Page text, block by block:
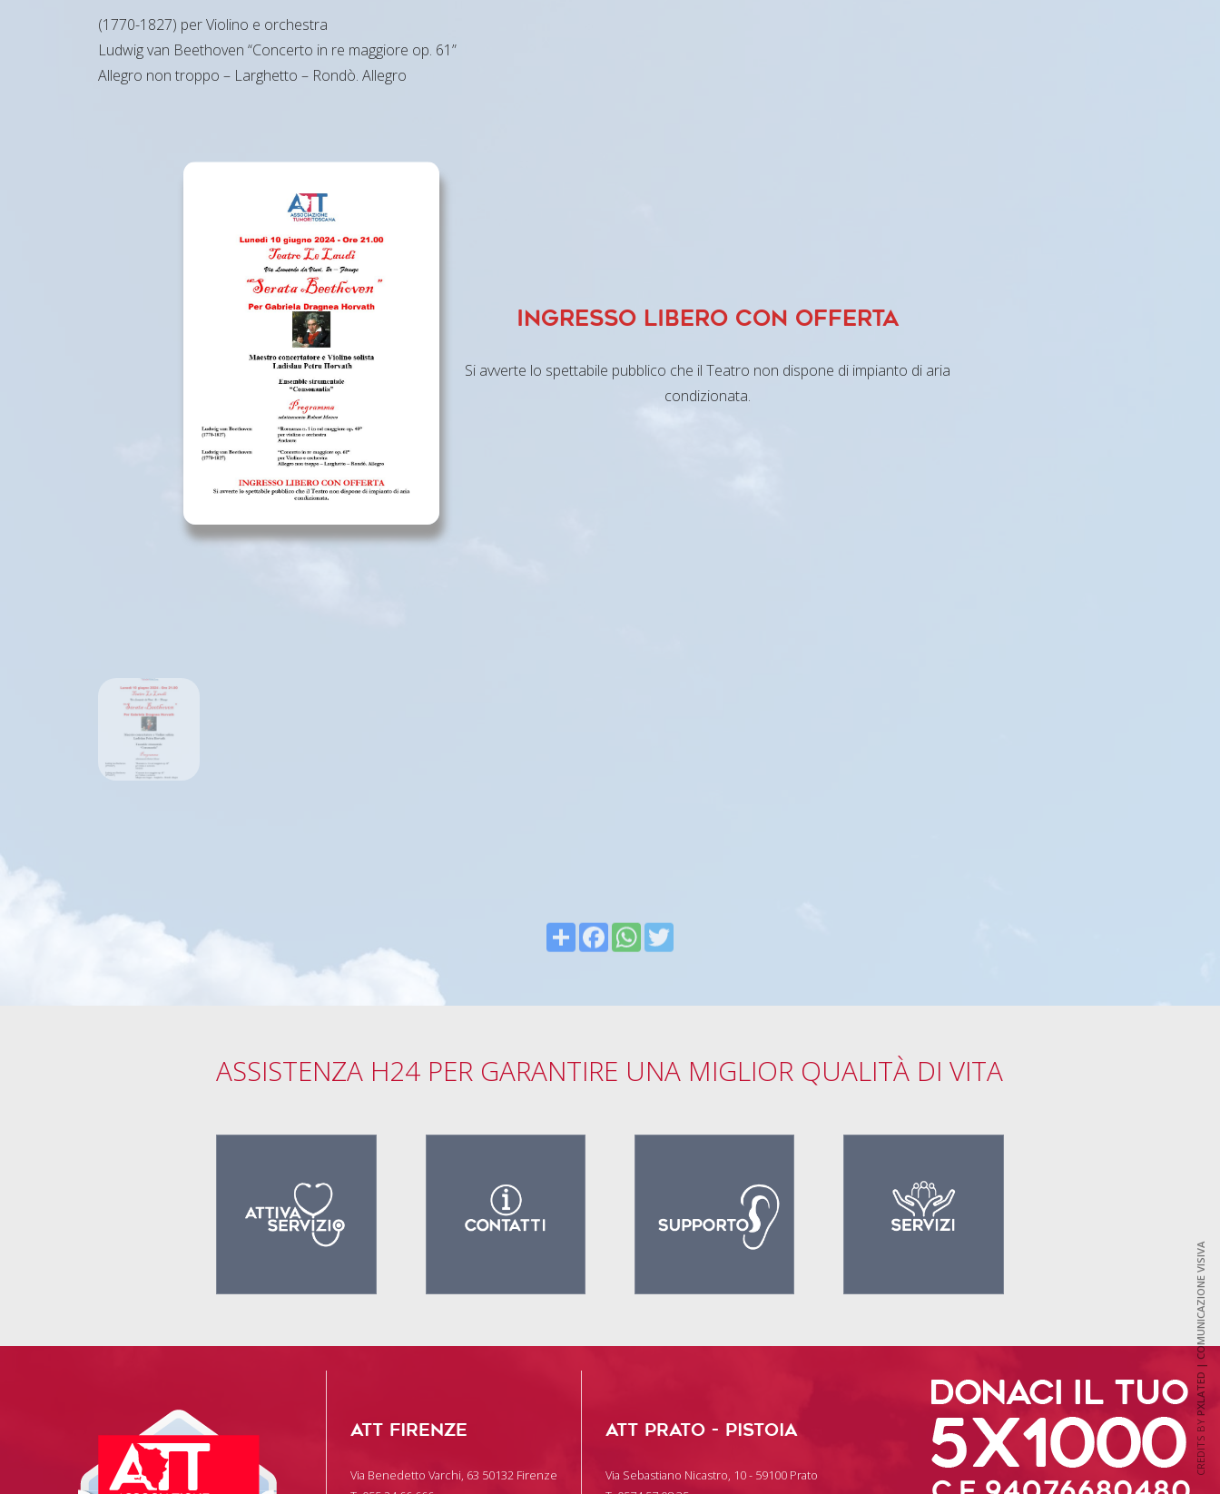
CREDITS BY
PXLATED | COMUNICAZIONE VISIVA
(1770-1827) per Violino e orchestra
Ludwig van Beethoven “Concerto in re maggiore op. 61”
Allegro non troppo – Larghetto – Rondò. Allegro
INGRESSO LIBERO CON OFFERTA
Si avverte lo spettabile pubblico che il Teatro non dispone di impianto di aria
condizionata.
ASSISTENZA H24 PER GARANTIRE UNA MIGLIOR QUALITÀ DI VITA
ATT FIRENZE
Via Benedetto Varchi, 63 50132 Firenze
ATT PRATO - PISTOIA
Via Sebastiano Nicastro, 10 - 59100 Prato